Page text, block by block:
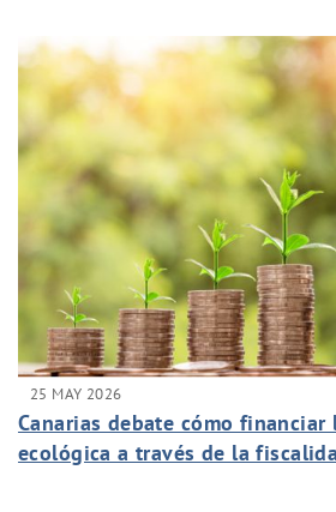
25 MAY 2026
Canarias debate cómo
ecológica a través de la